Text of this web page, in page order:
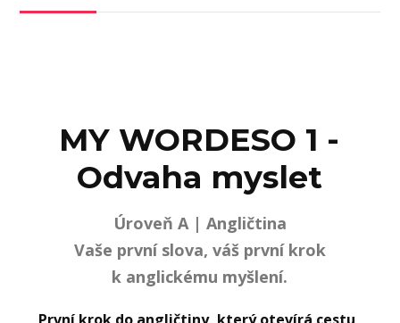
MY WORDESO 1 -
Odvaha myslet
Úroveň A | Angličtina
Vaše první slova, váš první krok
k anglickému myšlení.